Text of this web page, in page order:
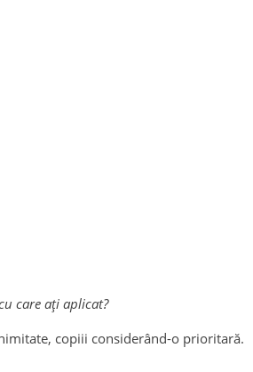
care ați aplicat?
copiii considerând-o prioritară.